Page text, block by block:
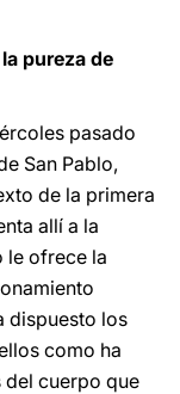
pureza de
pasado
San Pablo,
de la primera
allí a la
le ofrece la
dispuesto los
como ha
del cuerpo que